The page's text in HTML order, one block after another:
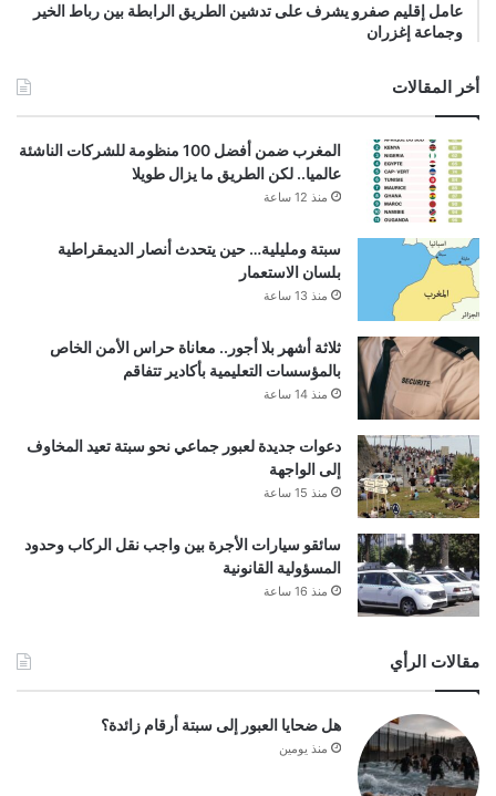
عامل إقليم صفرو يشرف على تدشين الطريق الرابطة بين رباط الخير
وجماعة إغزران
أخر المقالات
المغرب ضمن أفضل 100 منظومة للشركات الناشئة
عالميا.. لكن الطريق ما يزال طويلا
منذ 12 ساعة
سبتة ومليلية… حين يتحدث أنصار الديمقراطية
بلسان الاستعمار
منذ 13 ساعة
ثلاثة أشهر بلا أجور.. معاناة حراس الأمن الخاص
بالمؤسسات التعليمية بأكادير تتفاقم
منذ 14 ساعة
دعوات جديدة لعبور جماعي نحو سبتة تعيد المخاوف
إلى الواجهة
منذ 15 ساعة
سائقو سيارات الأجرة بين واجب نقل الركاب وحدود
المسؤولية القانونية
منذ 16 ساعة
مقالات الرأي
هل ضحايا العبور إلى سبتة أرقام زائدة؟
منذ يومين